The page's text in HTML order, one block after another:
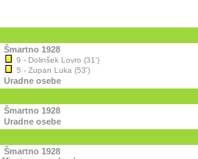
Šmartno 1928
9 - Dolinšek Lovro (31')
5 - Zupan Luka (53')
Uradne osebe
Šmartno 1928
Uradne osebe
Šmartno 1928